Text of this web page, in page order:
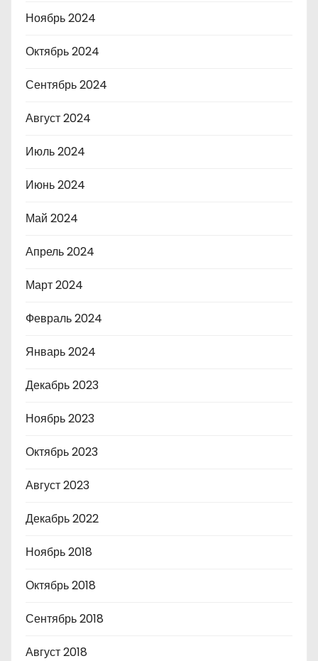
Ноябрь 2024
Октябрь 2024
Сентябрь 2024
Август 2024
Июль 2024
Июнь 2024
Май 2024
Апрель 2024
Март 2024
Февраль 2024
Январь 2024
Декабрь 2023
Ноябрь 2023
Октябрь 2023
Август 2023
Декабрь 2022
Ноябрь 2018
Октябрь 2018
Сентябрь 2018
Август 2018